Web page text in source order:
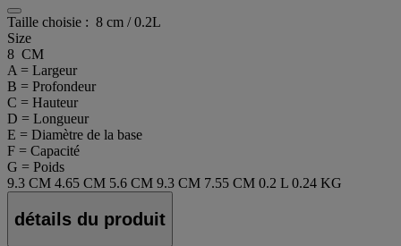
Taille choisie : 8 cm / 0.2L
Size
8 CM
A = Largeur
B = Profondeur
C = Hauteur
D = Longueur
E = Diamètre de la base
F = Capacité
G = Poids
9.3 CM 4.65 CM 5.6 CM 9.3 CM 7.55 CM 0.2 L 0.24 KG
détails du produit